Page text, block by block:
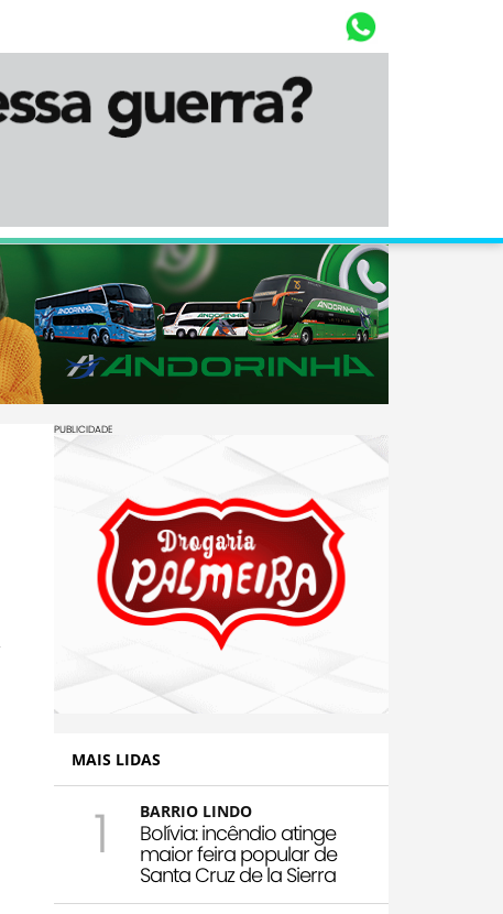
Diário Corumbaense
PUBLICIDADE
MAIS LIDAS
1 BARRIO LINDO
Bolívia: incêndio atinge
maior feira popular de
Santa Cruz de la Sierra